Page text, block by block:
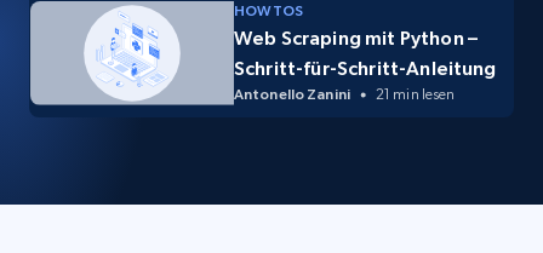
HOW TOS
Web Scraping mit Python –
Schritt-für-Schritt-Anleitung
Antonello Zanini 21 min lesen